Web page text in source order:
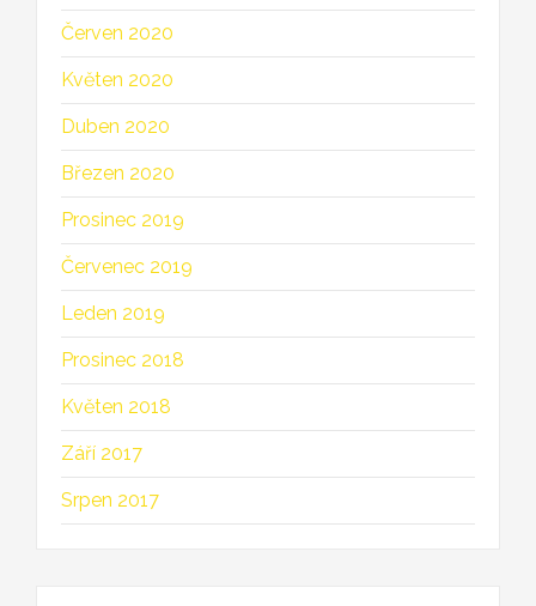
Červen 2020
Květen 2020
Duben 2020
Březen 2020
Prosinec 2019
Červenec 2019
Leden 2019
Prosinec 2018
Květen 2018
Září 2017
Srpen 2017